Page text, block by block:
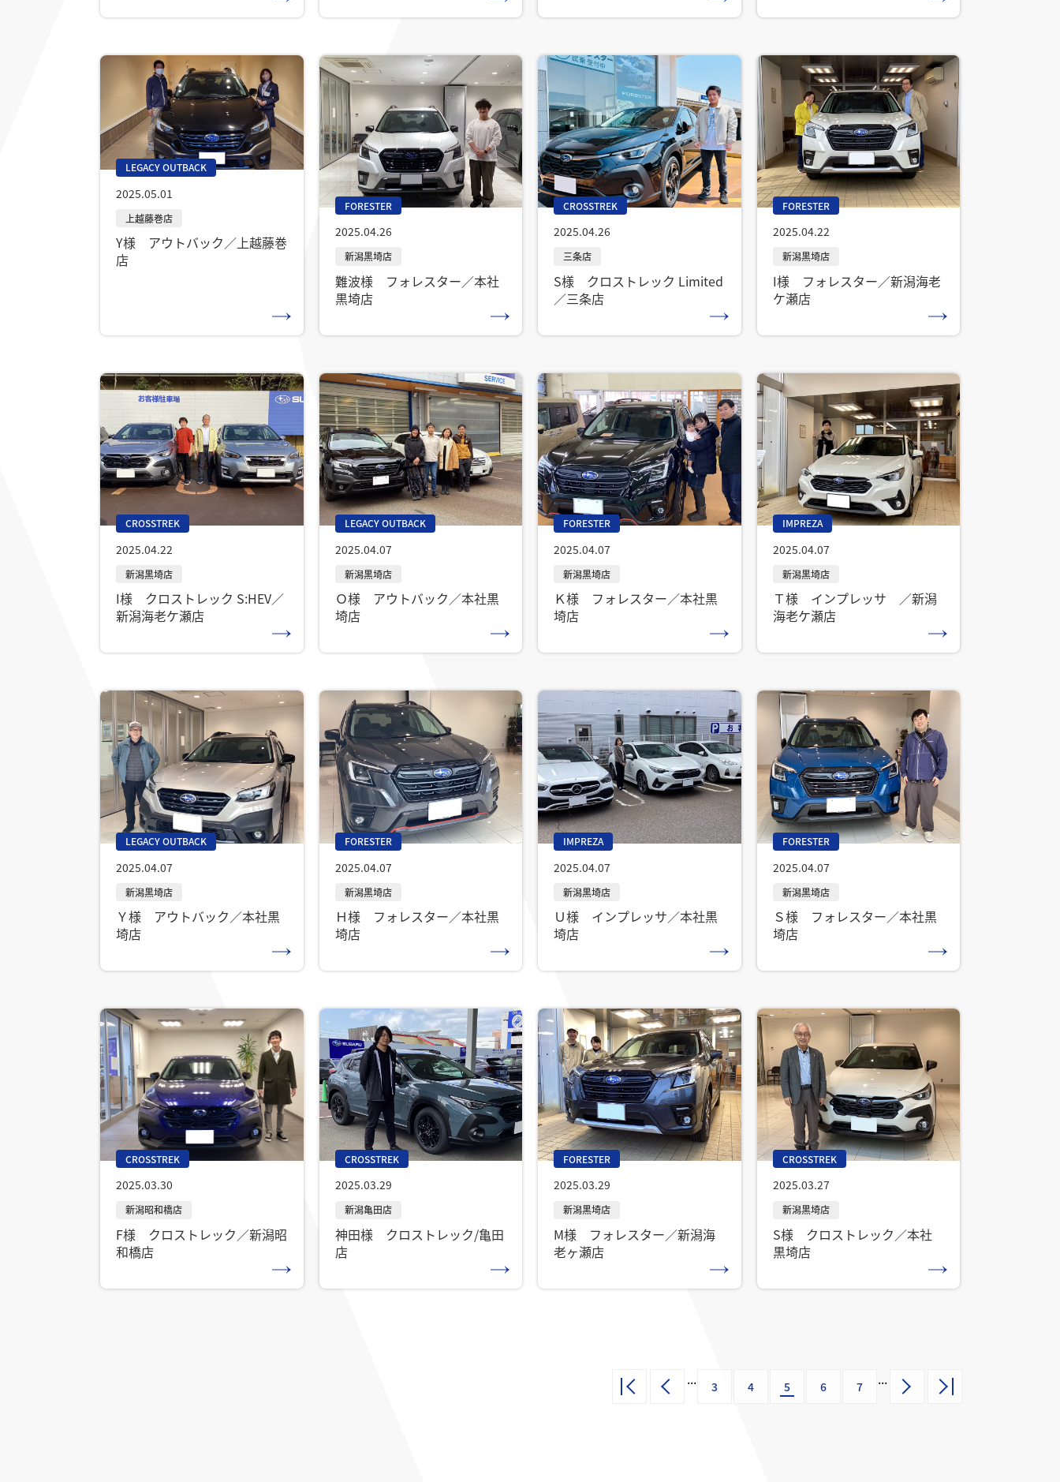
LEGACY OUTBACK
2025.05.01
Y様 アウトバック／上越藤巻
店
FORESTER
2025.04.26
新潟黒埼店
難波様 フォレスター／本社
黒埼店
CROSSTREK
2025.04.26
S様 クロストレック Limited
／三条店
FORESTER
2025.04.22
新潟黒埼店
I様 フォレスター／新潟海老
ケ瀬店
CROSSTREK
2025.04.22
I様 クロストレック S:HEV／
新潟海老ケ瀬店
LEGACY OUTBACK
2025.04.07
新潟黒埼店
Ｏ様 アウトバック／本社黒
埼店
FORESTER
2025.04.07
Ｋ様 フォレスター／本社黒
埼店
IMPREZA
2025.04.07
新潟黒埼店
Ｔ様 インプレッサ ／新潟
海老ケ瀬店
LEGACY OUTBACK
2025.04.07
Ｙ様 アウトバック／本社黒
埼店
FORESTER
2025.04.07
新潟黒埼店
Ｈ様 フォレスター／本社黒
埼店
IMPREZA
2025.04.07
Ｕ様 インプレッサ／本社黒
埼店
FORESTER
2025.04.07
新潟黒埼店
Ｓ様 フォレスター／本社黒
埼店
CROSSTREK
2025.03.30
F様 クロストレック／新潟昭
和橋店
CROSSTREK
2025.03.29
新潟亀田店
神田様 クロストレック/亀田
店
FORESTER
2025.03.29
M様 フォレスター／新潟海
老ヶ瀬店
CROSSTREK
2025.03.27
新潟黒埼店
S様 クロストレック／本社
黒埼店
... 3 4 5 6 7 ...